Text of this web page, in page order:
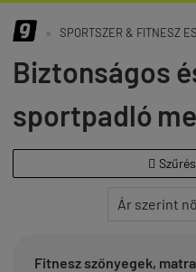
» SPORTSZER & FITNESZ
Biztonságos
sportpadló

Fitnesz szőnyegek,